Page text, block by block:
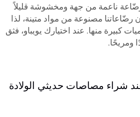
ناعمة من جهة ومخشوشة قليلاً
مصنوعة من مواد متينة، لذا
كبيرة منها. عند اختيارك يويباو، فثق
ومريحًا.
شراء مصاصات حديثي الولادة